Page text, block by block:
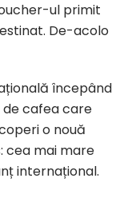
ul primit
De-acolo
începând
de cafea care
o nouă
cea mai mare
internațional.